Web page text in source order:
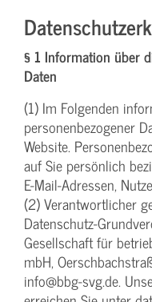
§ 1 Information über
Daten
(1) Im Folgenden
personenbezogener
Website.
auf Sie persönlich
E-Mail-Adressen,
(2) Verantwortlicher
Datenschutz-
Gesellschaft für
mbH,
info@bbg-svg.de.